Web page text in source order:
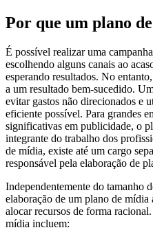
Por que um plano
É possível realizar uma
escolhendo alguns canais ao
esperando resultados. No
a um resultado bem-sucedido.
evitar gastos não direcionados e
eficiente possível. Para grandes
significativas em publicidade, o
integrante do trabalho dos
de mídia, existe até um cargo
responsável pela elaboração de
Independentemente do tamanho
elaboração de um plano de
alocar recursos de forma
mídia incluem: